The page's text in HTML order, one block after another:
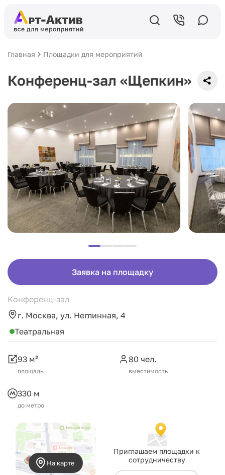
Главная Площадки для мероприятий
Конференц-зал «Щепкин»
Заявка на площадку
Конференц-зал
г. Москва, ул. Неглинная, 4
Театральная
93 м²
площадь
80 чел.
вместимость
330 м
до метро
На карте
Приглашаем площадки к
сотрудничеству